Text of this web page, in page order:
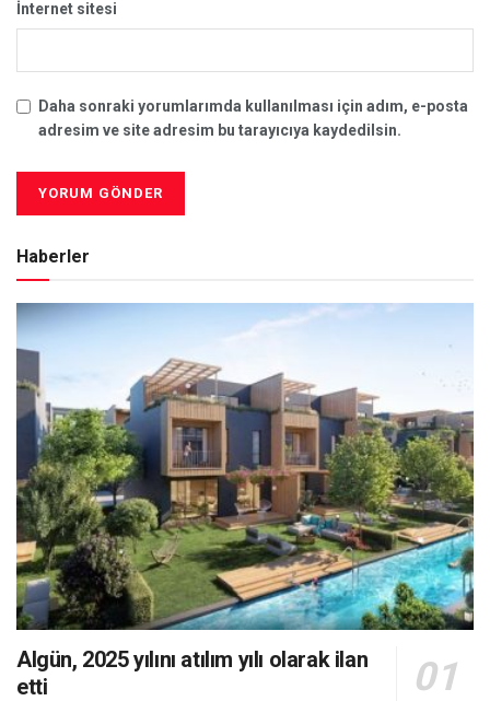
İnternet sitesi
Daha sonraki yorumlarımda kullanılması için adım, e-posta
adresim ve site adresim bu tarayıcıya kaydedilsin.
Haberler
Algün, 2025 yılını atılım yılı olarak ilan
etti